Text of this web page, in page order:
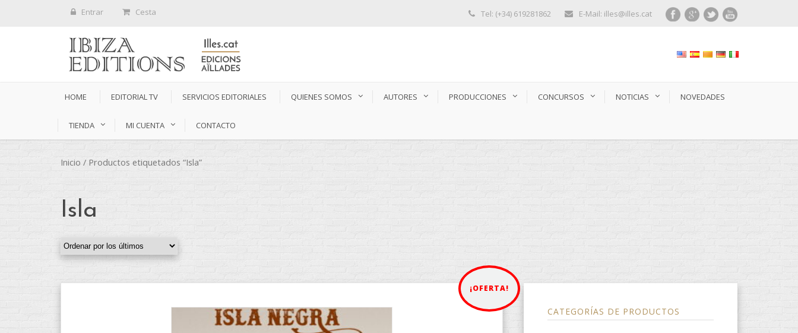
Entrar Cesta Tel: (+34) 619281862 E-Mail: illes@illes.cat
HOME EDITORIAL TV SERVICIOS EDITORIALES QUIENES SOMOS AUTORES PRODUCCIONES CONCURSOS NOTICIAS NOVEDADES
TIENDA MI CUENTA CONTACTO
Inicio / Productos etiquetados “Isla”
Isla
¡OFERTA!
CATEGORÍAS DE PRODUCTOS